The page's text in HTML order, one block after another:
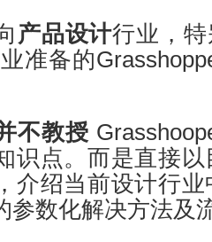
产品设计行业，
准备的
不教授
识点。而是直接
介绍当前设计行
参数化解决方法及